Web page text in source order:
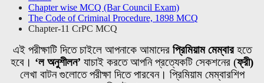
Chapter wise MCQ (Bar Council Exam)
The Code of Criminal Procedure, 1898 MCQ
Chapter-11 CrPC MCQ
এই পরীক্ষাটি দিতে চাইলে আপনাকে আমাদের প্রিমিয়াম মেম্বারহতে
হবে। ‘ল অনুশীলন’ যাচাই করতে আপনি প্রত্যেকটি সেকশনের (ফ্রী)
লেখা বাটন গুলোতে পরীক্ষা দিতে পারবেন। প্রিমিয়াম মেম্বারশিপ